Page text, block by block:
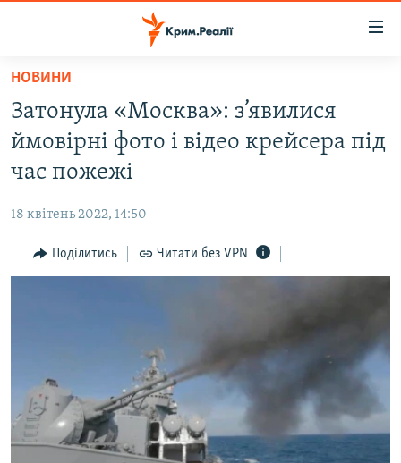
Перейти
основного
матеріалу
основної
Перейти
до
ВОДА.КРИМ
ВІДЕО ТА ФОТО
БЛОГИ
ПОГЛЯД
ДЕПОРТАЦІЯ
ВІДЕОУРОКИ «ELIFBE»
СВІДЧЕННЯ ОКУПАЦІЇ
ЯК ОБІЙТИ БЛОКУВАННЯ
Русский
НОВИНИ
Затонула «Москва»: з’явилися
ймовірні фото і відео крейсера під
час пожежі
18 квітень 2022, 14:50
Поділитись Читати без VPN